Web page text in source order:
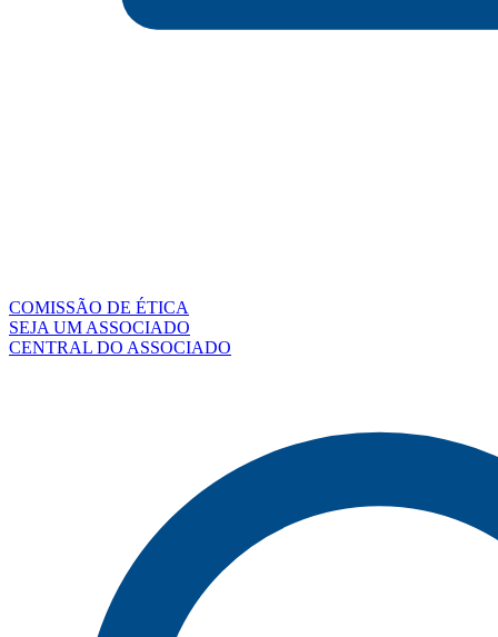
COMISSÃO DE ÉTICA
SEJA UM ASSOCIADO
CENTRAL DO ASSOCIADO